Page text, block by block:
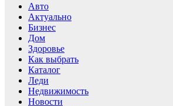
Авто
Актуально
Бизнес
Дом
Здоровье
Как выбрать
Каталог
Леди
Недвижимость
Новости